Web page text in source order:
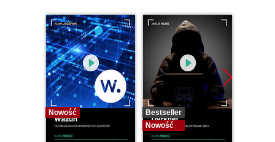
Nowość
Bestseller
Nowość